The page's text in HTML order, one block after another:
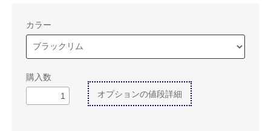
カラー
購入数
オプションの値段詳細